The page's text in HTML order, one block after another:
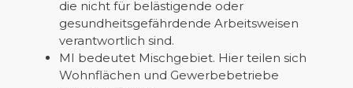
die nicht für belästigende oder
gesundheitsgefährdende Arbeitsweisen
verantwortlich sind.
MI bedeutet Mischgebiet. Hier teilen sich
Wohnflächen und Gewerbebetriebe